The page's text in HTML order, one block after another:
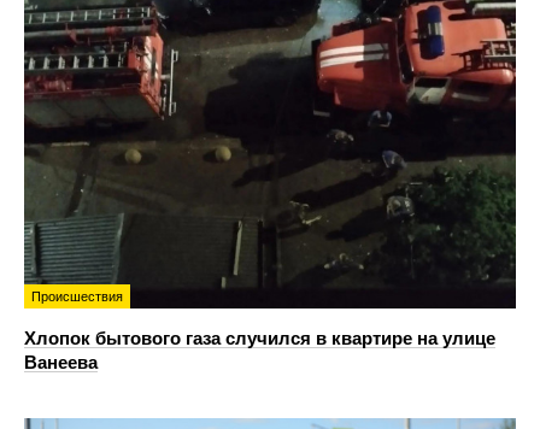
Происшествия
Хлопок бытового газа случился в квартире на улице
Ванеева